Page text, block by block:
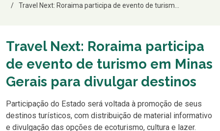
Travel Next: Roraima participa de evento de turism...
Travel Next: Roraima participa
de evento de turismo em Minas
Gerais para divulgar destinos
Participação do Estado será voltada à promoção de seus
destinos turísticos, com distribuição de material informativo
e divulgação das opções de ecoturismo, cultura e lazer.